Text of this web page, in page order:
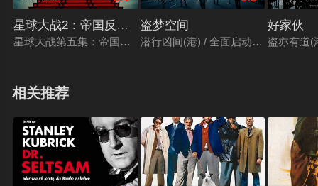
星球大战2：帝国反击战
星球大战第五集：帝国反击战 / 星际大战五部曲：帝国大反击 /
盗梦空间
潜行凶间(港) / 全面启动(台) / 奠基 /
好家伙
盗亦有道(
相关推荐